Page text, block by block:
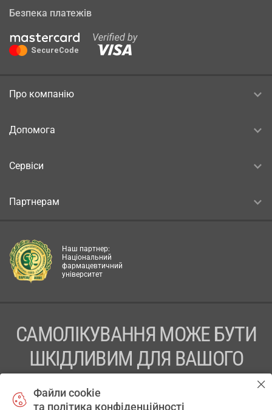
Безпека платежів
Про компанію
Допомога
Сервіси
Партнерам
Наш партнер:
Національний
фармацевтичний
університет
САМОЛІКУВАННЯ МОЖЕ БУТИ
ШКІДЛИВИМ ДЛЯ ВАШОГО
Файли cookie
та політика конфіденційності